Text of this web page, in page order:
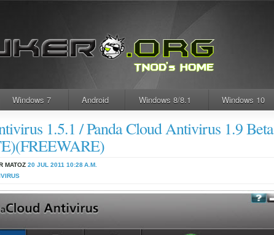
Windows 7 Android Windows 8/8.1 Windows 10
1.5.1 / Panda Cloud Antivirus 1.9 Beta
MATOZ 20 JUL 2011 10:28 A.M.